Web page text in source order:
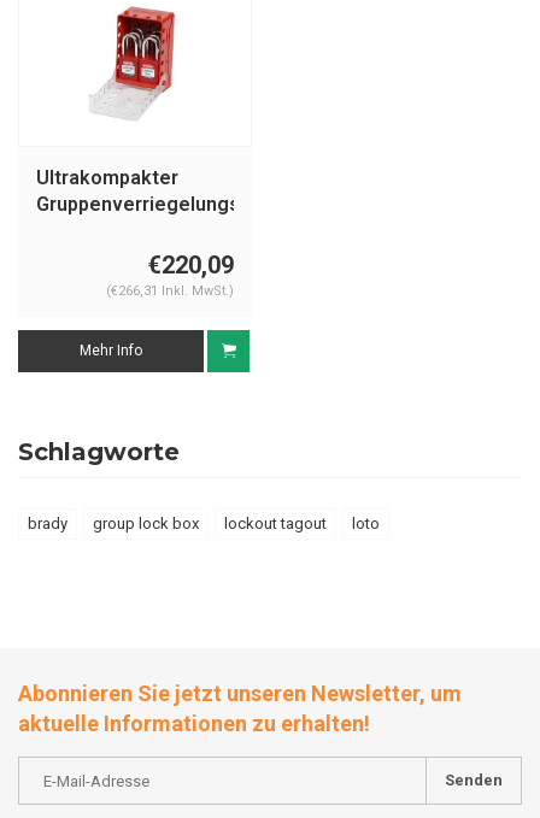
Ultrakompakter
Gruppenverriegelungskasten
€220,09
(€266,31 Inkl. MwSt.)
Mehr Info
Schlagworte
brady group lock box lockout tagout loto
Abonnieren Sie jetzt unseren Newsletter, um
aktuelle Informationen zu erhalten!
Senden